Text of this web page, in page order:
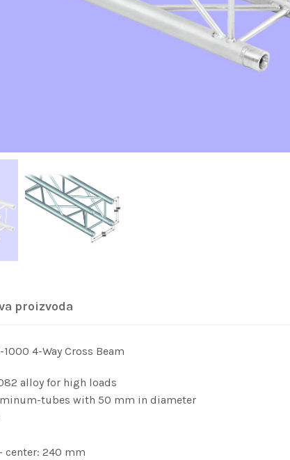
proizvoda
1000 4-Way Cross Beam
alloy for high loads
tubes with 50 mm in diameter
center: 240 mm